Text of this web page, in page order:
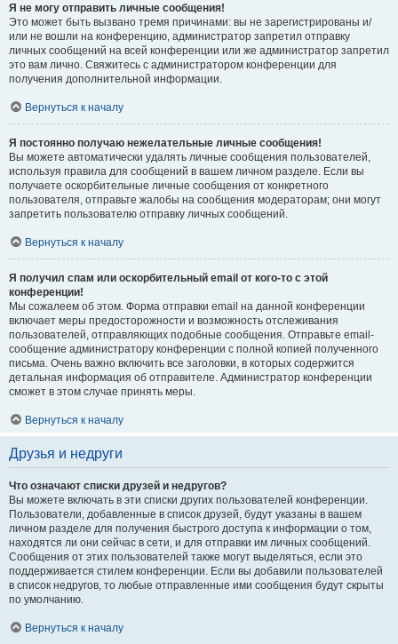
Я не могу отправить личные сообщения!
Это может быть вызвано тремя причинами: вы не зарегистрированы и/
или не вошли на конференцию, администратор запретил отправку
личных сообщений на всей конференции или же администратор запретил
это вам лично. Свяжитесь с администратором конференции для
получения дополнительной информации.
Вернуться к началу
Я постоянно получаю нежелательные личные сообщения!
Вы можете автоматически удалять личные сообщения пользователей,
используя правила для сообщений в вашем личном разделе. Если вы
получаете оскорбительные личные сообщения от конкретного
пользователя, отправьте жалобы на сообщения модераторам; они могут
запретить пользователю отправку личных сообщений.
Вернуться к началу
Я получил спам или оскорбительный email от кого-то с этой
конференции!
Мы сожалеем об этом. Форма отправки email на данной конференции
включает меры предосторожности и возможность отслеживания
пользователей, отправляющих подобные сообщения. Отправьте email-
сообщение администратору конференции с полной копией полученного
письма. Очень важно включить все заголовки, в которых содержится
детальная информация об отправителе. Администратор конференции
сможет в этом случае принять меры.
Вернуться к началу
Друзья и недруги
Что означают списки друзей и недругов?
Вы можете включать в эти списки других пользователей конференции.
Пользователи, добавленные в список друзей, будут указаны в вашем
личном разделе для получения быстрого доступа к информации о том,
находятся ли они сейчас в сети, и для отправки им личных сообщений.
Сообщения от этих пользователей также могут выделяться, если это
поддерживается стилем конференции. Если вы добавили пользователей
в список недругов, то любые отправленные ими сообщения будут скрыты
по умолчанию.
Вернуться к началу